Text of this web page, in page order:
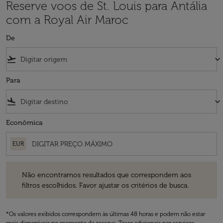
Reserve voos de St. Louis para Antália
com a Royal Air Maroc
De
flight_takeoff keyboard_arrow_down
Para
flight_land keyboard_arrow_down
Econômica
EUR
Não encontramos resultados que correspondem aos
filtros escolhidos. Favor ajustar os critérios de busca.
*Os valores exibidos correspondem às últimas 48 horas e podem não estar